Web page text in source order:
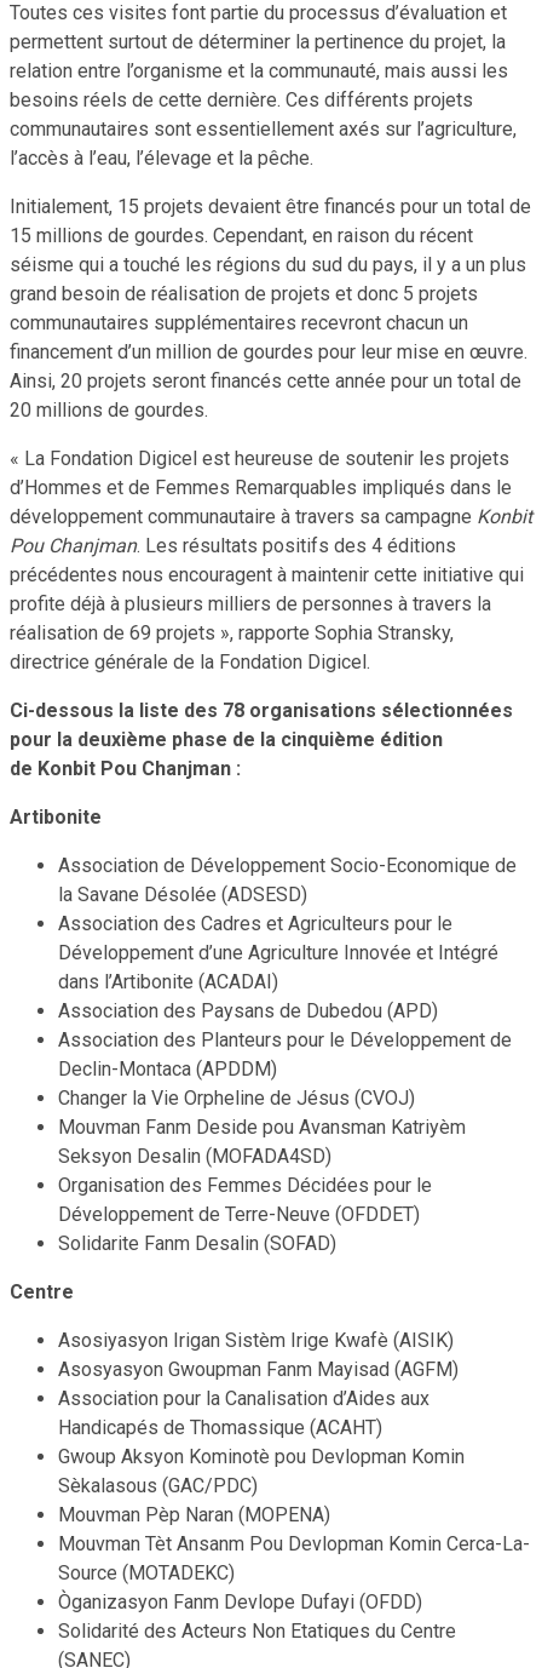
Toutes ces visites font partie du processus d’évaluation et
permettent surtout de déterminer la pertinence du projet, la
relation entre l’organisme et la communauté, mais aussi les
besoins réels de cette dernière. Ces différents projets
communautaires sont essentiellement axés sur l’agriculture,
l’accès à l’eau, l’élevage et la pêche.
Initialement, 15 projets devaient être financés pour un total de
15 millions de gourdes. Cependant, en raison du récent
séisme qui a touché les régions du sud du pays, il y a un plus
grand besoin de réalisation de projets et donc 5 projets
communautaires supplémentaires recevront chacun un
financement d’un million de gourdes pour leur mise en œuvre.
Ainsi, 20 projets seront financés cette année pour un total de
20 millions de gourdes.
« La Fondation Digicel est heureuse de soutenir les projets
d’Hommes et de Femmes Remarquables impliqués dans le
développement communautaire à travers sa campagne Konbit
Pou Chanjman. Les résultats positifs des 4 éditions
précédentes nous encouragent à maintenir cette initiative qui
profite déjà à plusieurs milliers de personnes à travers la
réalisation de 69 projets », rapporte Sophia Stransky,
directrice générale de la Fondation Digicel.
Ci-dessous la liste des 78 organisations sélectionnées
pour la deuxième phase de la cinquième édition
de Konbit Pou Chanjman :
Artibonite
Association de Développement Socio-Economique de
la Savane Désolée (ADSESD)
Association des Cadres et Agriculteurs pour le
Développement d’une Agriculture Innovée et Intégré
dans l’Artibonite (ACADAI)
Association des Paysans de Dubedou (APD)
Association des Planteurs pour le Développement de
Declin-Montaca (APDDM)
Changer la Vie Orpheline de Jésus (CVOJ)
Mouvman Fanm Deside pou Avansman Katriyèm
Seksyon Desalin (MOFADA4SD)
Organisation des Femmes Décidées pour le
Développement de Terre-Neuve (OFDDET)
Solidarite Fanm Desalin (SOFAD)
Centre
Asosiyasyon Irigan Sistèm Irige Kwafè (AISIK)
Asosyasyon Gwoupman Fanm Mayisad (AGFM)
Association pour la Canalisation d’Aides aux
Handicapés de Thomassique (ACAHT)
Gwoup Aksyon Kominotè pou Devlopman Komin
Sèkalasous (GAC/PDC)
Mouvman Pèp Naran (MOPENA)
Mouvman Tèt Ansanm Pou Devlopman Komin Cerca-La-
Source (MOTADEKC)
Òganizasyon Fanm Devlope Dufayi (OFDD)
Solidarité des Acteurs Non Etatiques du Centre
(SANEC)